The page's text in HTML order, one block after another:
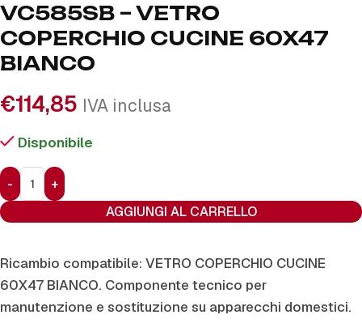
VC585SB – VETRO
COPERCHIO CUCINE 60X47
BIANCO
€114,85 IVA inclusa
Disponibile
AGGIUNGI AL CARRELLO
Ricambio compatibile: VETRO COPERCHIO CUCINE
60X47 BIANCO. Componente tecnico per
manutenzione e sostituzione su apparecchi domestici.